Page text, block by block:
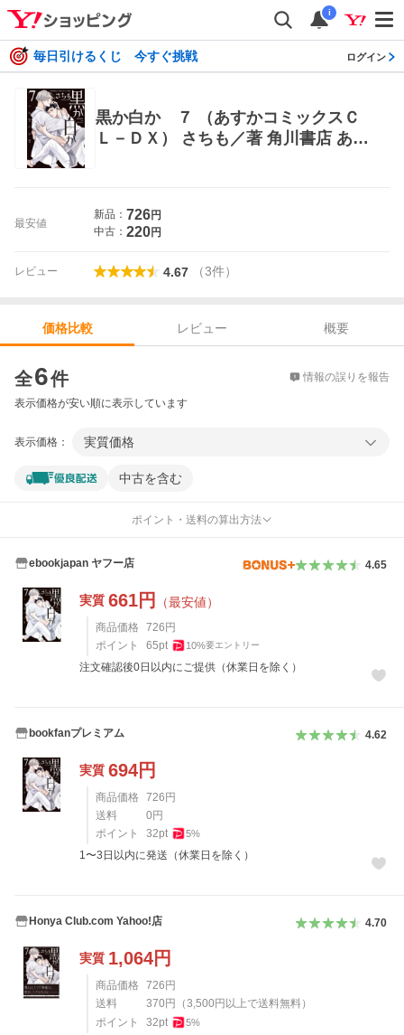
i
毎日引けるくじ 今すぐ挑戦 ログイン
黒か白か ７ （あすかコミックスＣ
Ｌ－ＤＸ） さちも／著 角川書店 あす
最安値
新品： 726円
中古： 220円
レビュー 4.67 （3件）
価格比較 レビュー
概要
全6件 情報の誤りを報告
表示価格が安い順に表示しています
表示価格： 実質価格
中古を含む
ポイント・送料の算出方法
ebookjapan ヤフー店 4.65
実質 661円 （最安値）
商品価格 726 円
ポイント
65pt 10%要エントリー
注文確認後0日以内にご提供（休業日を除く）
bookfanプレミアム 4.62
実質 694円
商品価格 726 円
送料
0 円
ポイント
32pt 5%
1〜3日以内に発送（休業日を除く）
Honya Club.com Yahoo!店 4.70
実質 1,064円
商品価格 726 円
送料
370 円 （3,500 円以上で送料無料）
ポイント
32pt 5%